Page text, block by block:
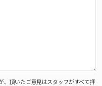
、頂いたご意見はスタッフがすべて拝